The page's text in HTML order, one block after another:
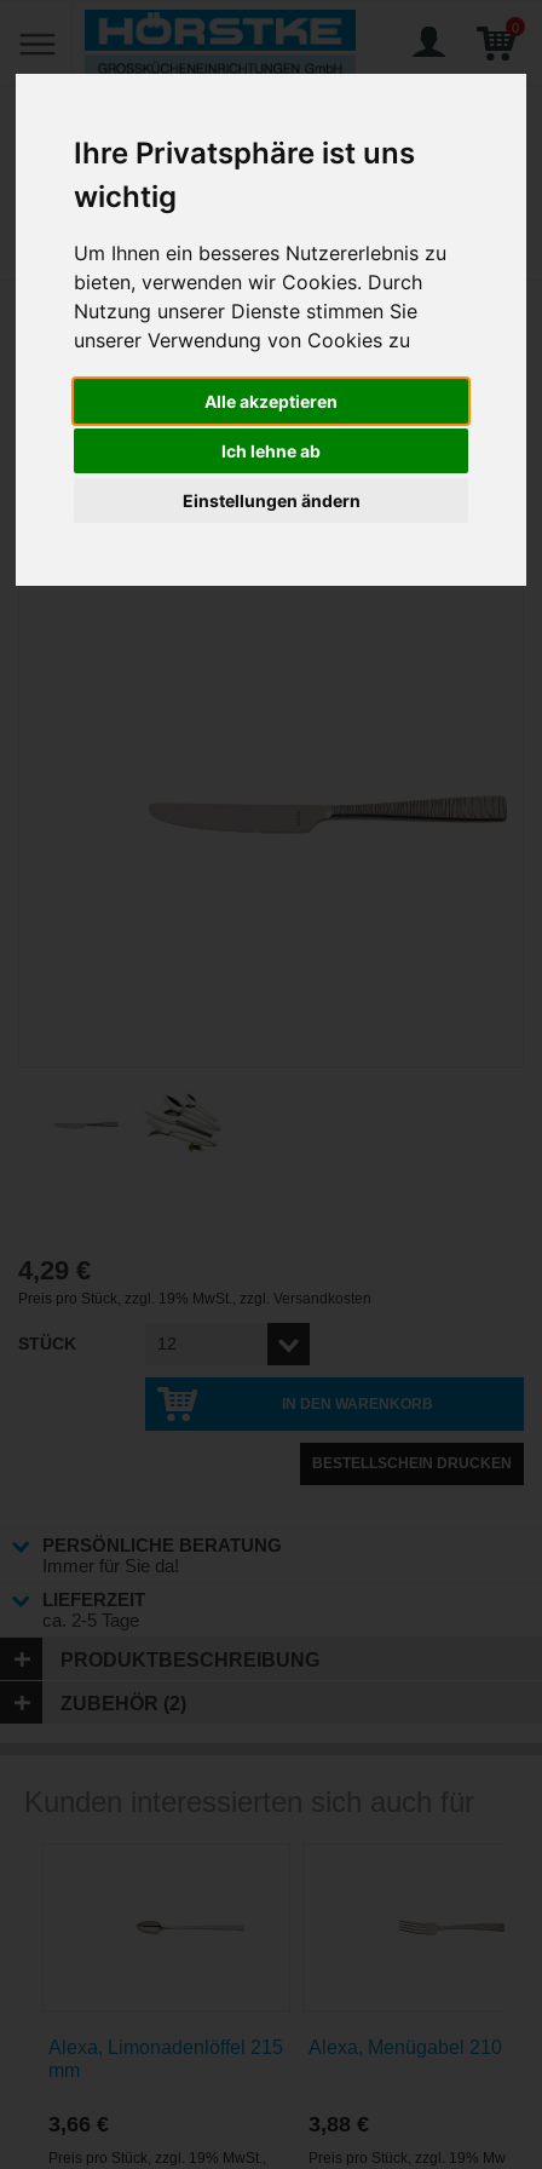
Ihre Privatsphäre ist uns
wichtig
Um Ihnen ein besseres Nutzererlebnis zu
bieten, verwenden wir Cookies. Durch
Nutzung unserer Dienste stimmen Sie
unserer Verwendung von Cookies zu
Alle akzeptieren
Ich lehne ab
Einstellungen ändern
0
Home Produkte
Alexa, Menümesser Monoblock 235 mm
Alexa, Menümesser Monoblock
235 mm
Artikel-Nr.:SOL-123584
4,29 €
Preis pro Stück, zzgl. 19% MwSt., zzgl. Versandkosten
STÜCK
IN DEN WARENKORB
BESTELLSCHEIN DRUCKEN
PERSÖNLICHE BERATUNG
Immer für Sie da!
LIEFERZEIT
ca. 2-5 Tage
PRODUKTBESCHREIBUNG
ZUBEHÖR (2)
Alexa, Limonadenlöffel 215
mm
3,66 €
Preis pro Stück zzgl. 19% MwSt.
Alexa, Menügabel 210 mm
3,88 €
Preis pro Stück zzgl. 19% MwSt.